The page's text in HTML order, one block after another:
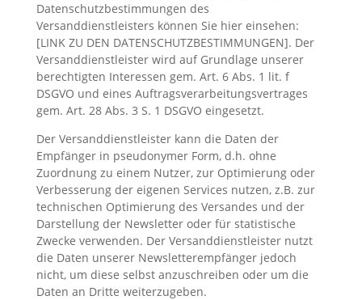
Datenschutzbestimmungen des
Versanddienstleisters können Sie hier einsehen:
[LINK ZU DEN DATENSCHUTZBESTIMMUNGEN]. Der
Versanddienstleister wird auf Grundlage unserer
berechtigten Interessen gem. Art. 6 Abs. 1 lit. f
DSGVO und eines Auftragsverarbeitungsvertrages
gem. Art. 28 Abs. 3 S. 1 DSGVO eingesetzt.
Der Versanddienstleister kann die Daten der
Empfänger in pseudonymer Form, d.h. ohne
Zuordnung zu einem Nutzer, zur Optimierung oder
Verbesserung der eigenen Services nutzen, z.B. zur
technischen Optimierung des Versandes und der
Darstellung der Newsletter oder für statistische
Zwecke verwenden. Der Versanddienstleister nutzt
die Daten unserer Newsletterempfänger jedoch
nicht, um diese selbst anzuschreiben oder um die
Daten an Dritte weiterzugeben.